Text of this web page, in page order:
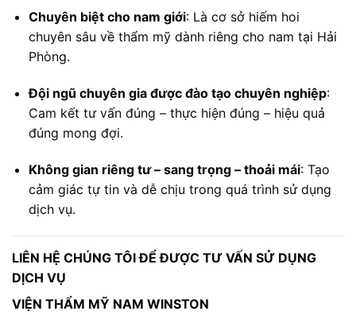
Chuyên biệt cho nam giới: Là cơ sở hiếm hoi
chuyên sâu về thẩm mỹ dành riêng cho nam tại Hải
Phòng.
Đội ngũ chuyên gia được đào tạo chuyên nghiệp:
Cam kết tư vấn đúng – thực hiện đúng – hiệu quả
đúng mong đợi.
Không gian riêng tư – sang trọng – thoải mái: Tạo
cảm giác tự tin và dễ chịu trong quá trình sử dụng
dịch vụ.
LIÊN HỆ CHÚNG TÔI ĐỂ ĐƯỢC TƯ VẤN SỬ DỤNG
DỊCH VỤ
VIỆN THẨM MỸ NAM WINSTON